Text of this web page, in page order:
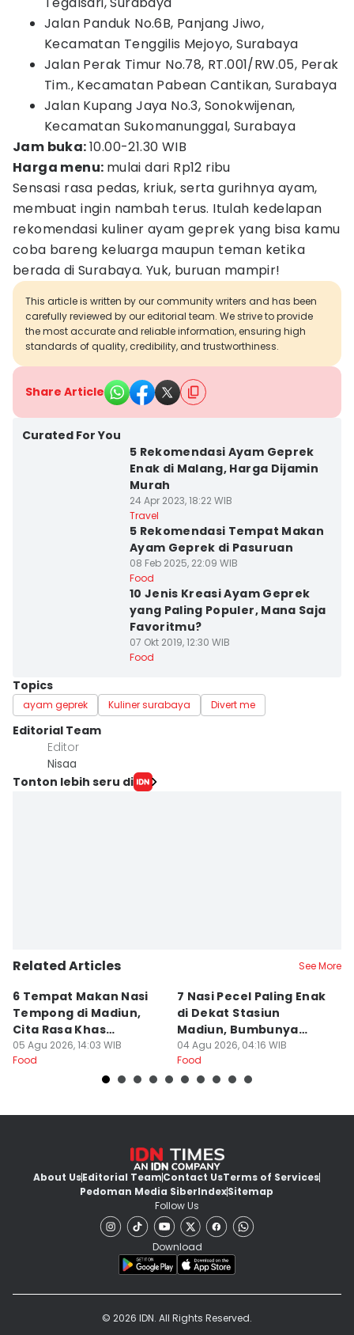
Jalan Panduk No.6B, Panjang Jiwo,
Kecamatan Tenggilis Mejoyo, Surabaya
Jalan Perak Timur No.78, RT.001/RW.05, Perak
Tim., Kecamatan Pabean Cantikan, Surabaya
Jalan Kupang Jaya No.3, Sonokwijenan,
Kecamatan Sukomanunggal, Surabaya
Jam buka:10.00-21.30 WIB
Harga menu: mulai dari Rp12 ribu
Sensasi rasa pedas, kriuk, serta gurihnya ayam,
membuat ingin nambah terus. Itulah kedelapan
rekomendasi kuliner ayam geprek yang bisa kamu
coba bareng keluarga maupun teman ketika
berada di Surabaya. Yuk, buruan mampir!
This article is written by our community writers and has been
carefully reviewed by our editorial team. We strive to provide
the most accurate and reliable information, ensuring high
standards of quality, credibility, and trustworthiness.
Share Article
Curated For You
5 Rekomendasi Ayam Geprek
Enak di Malang, Harga Dijamin
Murah
24 Apr 2023, 18:22 WIB
Travel
5 Rekomendasi Tempat Makan
Ayam Geprek di Pasuruan
08 Feb 2025, 22:09 WIB
Food
10 Jenis Kreasi Ayam Geprek
yang Paling Populer, Mana Saja
Favoritmu?
07 Okt 2019, 12:30 WIB
Food
Topics
ayam geprek Kuliner surabaya Divert me
Editorial Team
Editor
Nisaa
Tonton lebih seru di
Related Articles See More
6 Tempat Makan Nasi
Tempong di Madiun,
Cita Rasa Khas
Banyuwangi
05 Agu 2026, 14:03 WIB
Food
7 Nasi Pecel Paling Enak
di Dekat Stasiun
Madiun, Bumbunya
Khas
04 Agu 2026, 04:16 WIB
Food
About UsEditorial TeamContact UsTerms of Services
Pedoman Media SiberIndexSitemap
Follow Us
Download
© 2026 IDN. All Rights Reserved.